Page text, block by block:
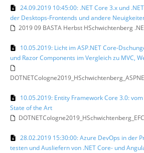
24.09.2019 10:45:00: .NET Core 3.x und
der Desktops-Frontends und andere
2019 09 BASTA Herbst HSchwichtenberg
10.05.2019: Licht im ASP.NET Core-
und Razor Components im Vergleich zu MVC,
10.05.2019: Entity Framework Core 3.0:
State of the Art
28.02.2019 15:30:00: Azure DevOps in der
testen und Ausliefern von .NET Core- und